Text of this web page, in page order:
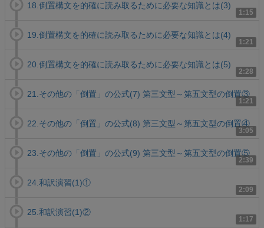
1:15
18.倒置構文を的確に読み取るために必要な知識とは(3)
1:21
19.倒置構文を的確に読み取るために必要な知識とは(4)
2:28
20.倒置構文を的確に読み取るために必要な知識とは(5)
1:21
21.その他の「倒置」の公式(7) 第三文型～第五文型の倒置③
3:05
22.その他の「倒置」の公式(8) 第三文型～第五文型の倒置④
2:39
23.その他の「倒置」の公式(9) 第三文型～第五文型の倒置⑤
2:09
24.和訳演習(1)①
1:17
25.和訳演習(1)②